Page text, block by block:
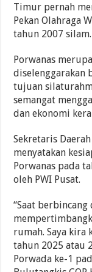
Timur pernah
Pekan Olahraga
tahun 2007 silam.
Porwanas
diselenggarakan
tujuan
semangat
dan ekonomi
Sekretaris
menyatakan
Porwanas pada
oleh PWI Pusat.
“Saat berbincang
rumah. Saya
tahun 2025 atau
Porwada ke-1